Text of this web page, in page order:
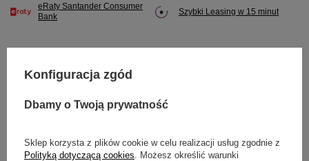
eRaty Santander Consumer
Bank
Szybki Leasing w 15 minut
Zadaj pytanie a my odpowiemy niezwłocznie,
Konfiguracja zgód
Dbamy o Twoją prywatność
Sklep korzysta z plików cookie w celu realizacji usług zgodnie z
Polityką dotyczącą cookies . Możesz określić warunki